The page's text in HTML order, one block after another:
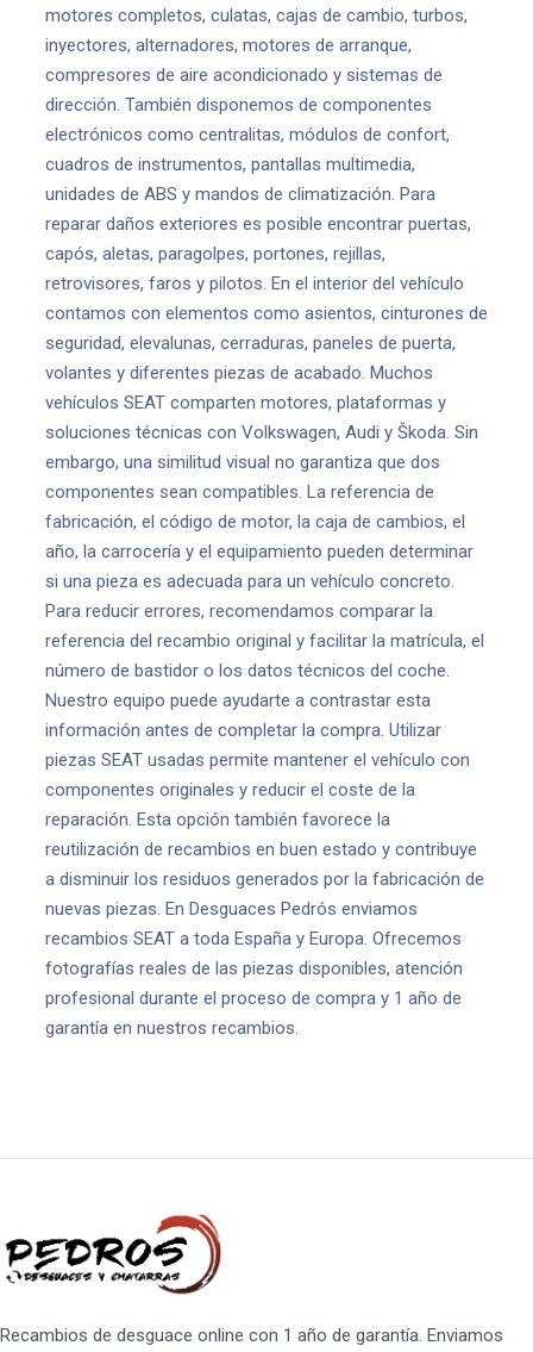
motores completos, culatas, cajas de cambio, turbos,
inyectores, alternadores, motores de arranque,
compresores de aire acondicionado y sistemas de
dirección. También disponemos de componentes
electrónicos como centralitas, módulos de confort,
cuadros de instrumentos, pantallas multimedia,
unidades de ABS y mandos de climatización. Para
reparar daños exteriores es posible encontrar puertas,
capós, aletas, paragolpes, portones, rejillas,
retrovisores, faros y pilotos. En el interior del vehículo
contamos con elementos como asientos, cinturones de
seguridad, elevalunas, cerraduras, paneles de puerta,
volantes y diferentes piezas de acabado. Muchos
vehículos SEAT comparten motores, plataformas y
soluciones técnicas con Volkswagen, Audi y Škoda. Sin
embargo, una similitud visual no garantiza que dos
componentes sean compatibles. La referencia de
fabricación, el código de motor, la caja de cambios, el
año, la carrocería y el equipamiento pueden determinar
si una pieza es adecuada para un vehículo concreto.
Para reducir errores, recomendamos comparar la
referencia del recambio original y facilitar la matrícula, el
número de bastidor o los datos técnicos del coche.
Nuestro equipo puede ayudarte a contrastar esta
información antes de completar la compra. Utilizar
piezas SEAT usadas permite mantener el vehículo con
componentes originales y reducir el coste de la
reparación. Esta opción también favorece la
reutilización de recambios en buen estado y contribuye
a disminuir los residuos generados por la fabricación de
nuevas piezas. En Desguaces Pedrós enviamos
recambios SEAT a toda España y Europa. Ofrecemos
fotografías reales de las piezas disponibles, atención
profesional durante el proceso de compra y 1 año de
garantía en nuestros recambios.
Recambios de desguace online con 1 año de garantía. Enviamos